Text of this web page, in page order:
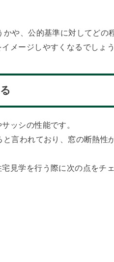
や、公的基準に対してどの
メージしやすくなるでしょう
ッシの性能です。
言われており、窓の断熱性
見学を行う際に次の点をチ